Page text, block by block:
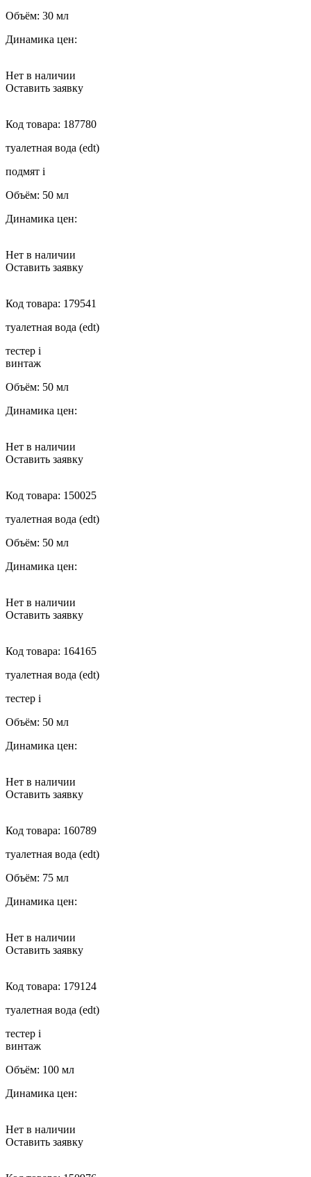
Объём: 30 мл
Динамика цен:
Нет в наличии
Оставить заявку
Код товара: 187780
туалетная вода (edt)
подмят i
Объём: 50 мл
Динамика цен:
Нет в наличии
Оставить заявку
Код товара: 179541
туалетная вода (edt)
тестер i
винтаж
Объём: 50 мл
Динамика цен:
Нет в наличии
Оставить заявку
Код товара: 150025
туалетная вода (edt)
Объём: 50 мл
Динамика цен:
Нет в наличии
Оставить заявку
Код товара: 164165
туалетная вода (edt)
тестер i
Объём: 50 мл
Динамика цен:
Нет в наличии
Оставить заявку
Код товара: 160789
туалетная вода (edt)
Объём: 75 мл
Динамика цен:
Нет в наличии
Оставить заявку
Код товара: 179124
туалетная вода (edt)
тестер i
винтаж
Объём: 100 мл
Динамика цен:
Нет в наличии
Оставить заявку